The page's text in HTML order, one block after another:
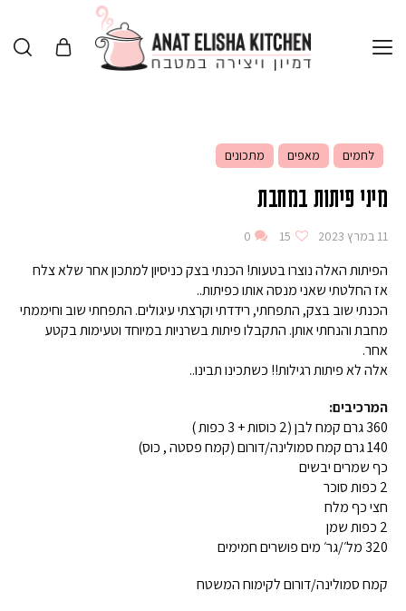
לחמים מאפים מתכונים
מיני פיתות במחבת
11 במרץ 2023 15
0
הפיתות האלה נוצרו בטעות! הכנתי בצק כניסיון למתכון אחר שלא צלח
אז החלטתי שאני מנסה אותו כפיתות..
הכנתי שוב בצק, התפחתי, רידדתי וקרצתי עיגולים. התפחתי שוב וחיממתי
מחבת והנחתי אותן. התקבלו פיתות בשרניות במיוחד וטעימות בקטע
אחר.
אלה לא פיתות רגילות!! כשתכינו תבינו..
המרכיבים:
360 גרם קמח לבן (2 כוסות + 3 כפות )
140 גרם קמח סמולינה/דורום (קמח פסטה , כוס)
כף שמרים יבשים
2 כפות סוכר
חצי כף מלח
2 כפות שמן
320 מל׳/גר׳ מים פושרים חמימים
קמח סמולינה/דורום לקימוח המשטח